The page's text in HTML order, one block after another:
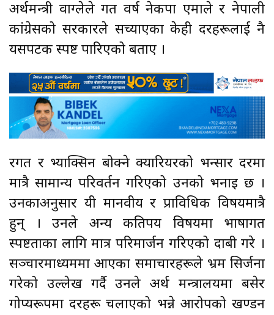
अर्थमन्त्री वाग्लेले गत वर्ष नेकपा एमाले र नेपाली
कांग्रेसको सरकारले सच्याएका केही दरहरूलाई नै
यसपटक स्पष्ट पारिएको बताए ।
रगत र भ्याक्सिन बोक्ने क्यारियरको भन्सार दरमा
मात्रै सामान्य परिवर्तन गरिएको उनको भनाइ छ ।
उनकाअनुसार यी मानवीय र प्राविधिक विषयमात्रै
हुन् । उनले अन्य कतिपय विषयमा भाषागत
स्पष्टताका लागि मात्र परिमार्जन गरिएको दाबी गरे ।
सञ्चारमाध्यममा आएका समाचारहरूले भ्रम सिर्जना
गरेको उल्लेख गर्दै उनले अर्थ मन्त्रालयमा बसेर
गोप्यरूपमा दरहरू चलाएको भन्ने आरोपको खण्डन